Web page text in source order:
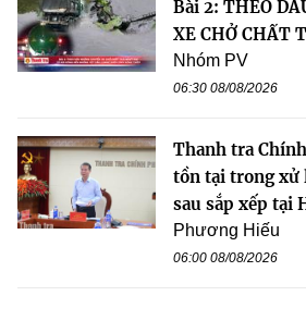
Bài 2: THEO
XE CHỞ CHẤT
Nhóm PV
06:30 08/08/2026
Thanh tra
tồn tại trong xử
sau sắp xếp tại
Phương Hiếu
06:00 08/08/2026